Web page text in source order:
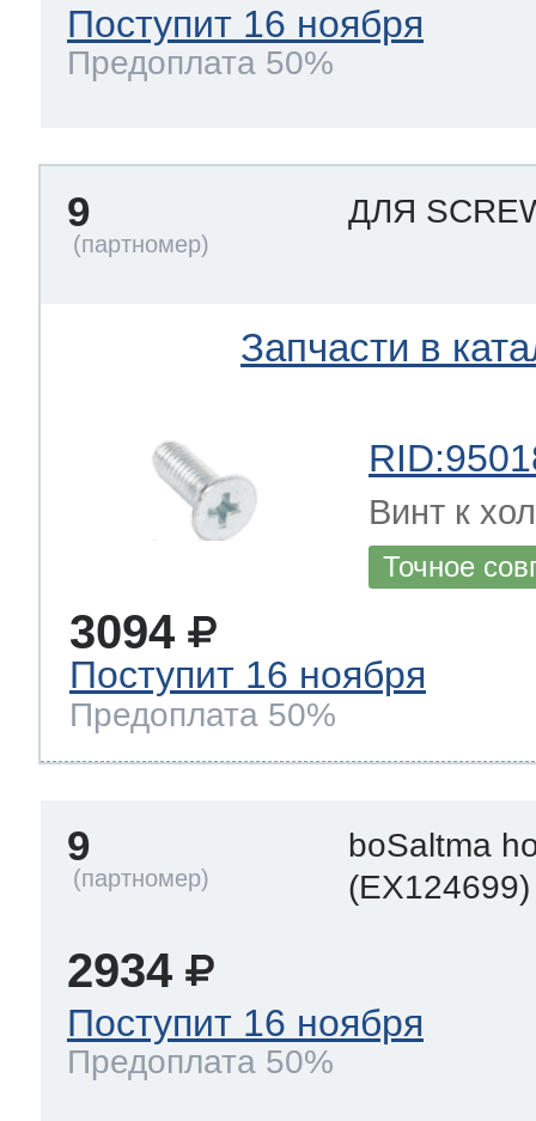
Поступит 16 ноября
Предоплата 50%
9 ДЛЯ
Запчасти в
Винт к
Точное
3094
Поступит 16 ноября
Предоплата 50%
9
boSaltma
(EX124699)
2934
Поступит 16 ноября
Предоплата 50%